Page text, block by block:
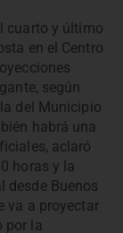
cuarto y último
en el Centro
según
del Municipio
habrá una
aclaró
horas y la
desde Buenos
va a proyectar
por la